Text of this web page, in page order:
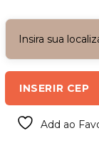
Insira sua
INSERIR CEP
Add ao